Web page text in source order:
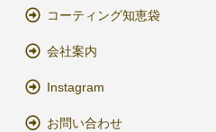
コーティング知恵袋
会社案内
Instagram
お問い合わせ